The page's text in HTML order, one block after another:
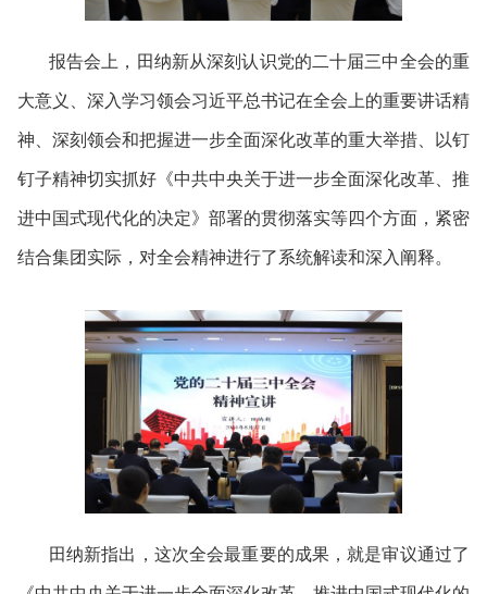
报告会上，田纳新从深刻认识党的二十届三中全会的重
大意义、深入学习领会习近平总书记在全会上的重要讲话精
神、深刻领会和把握进一步全面深化改革的重大举措、以钉
钉子精神切实抓好《中共中央关于进一步全面深化改革、推
进中国式现代化的决定》部署的贯彻落实等四个方面，紧密
结合集团实际，对全会精神进行了系统解读和深入阐释。
田纳新指出，这次全会最重要的成果，就是审议通过了